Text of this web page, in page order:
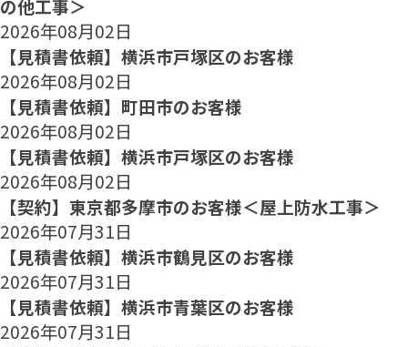
の他工事＞
2026年08月02日
【見積書依頼】横浜市戸塚区のお客様
2026年08月02日
【見積書依頼】町田市のお客様
2026年08月02日
【見積書依頼】横浜市戸塚区のお客様
2026年08月02日
【契約】東京都多摩市のお客様＜屋上防水工事＞
2026年07月31日
【見積書依頼】横浜市鶴見区のお客様
2026年07月31日
【見積書依頼】横浜市青葉区のお客様
2026年07月31日